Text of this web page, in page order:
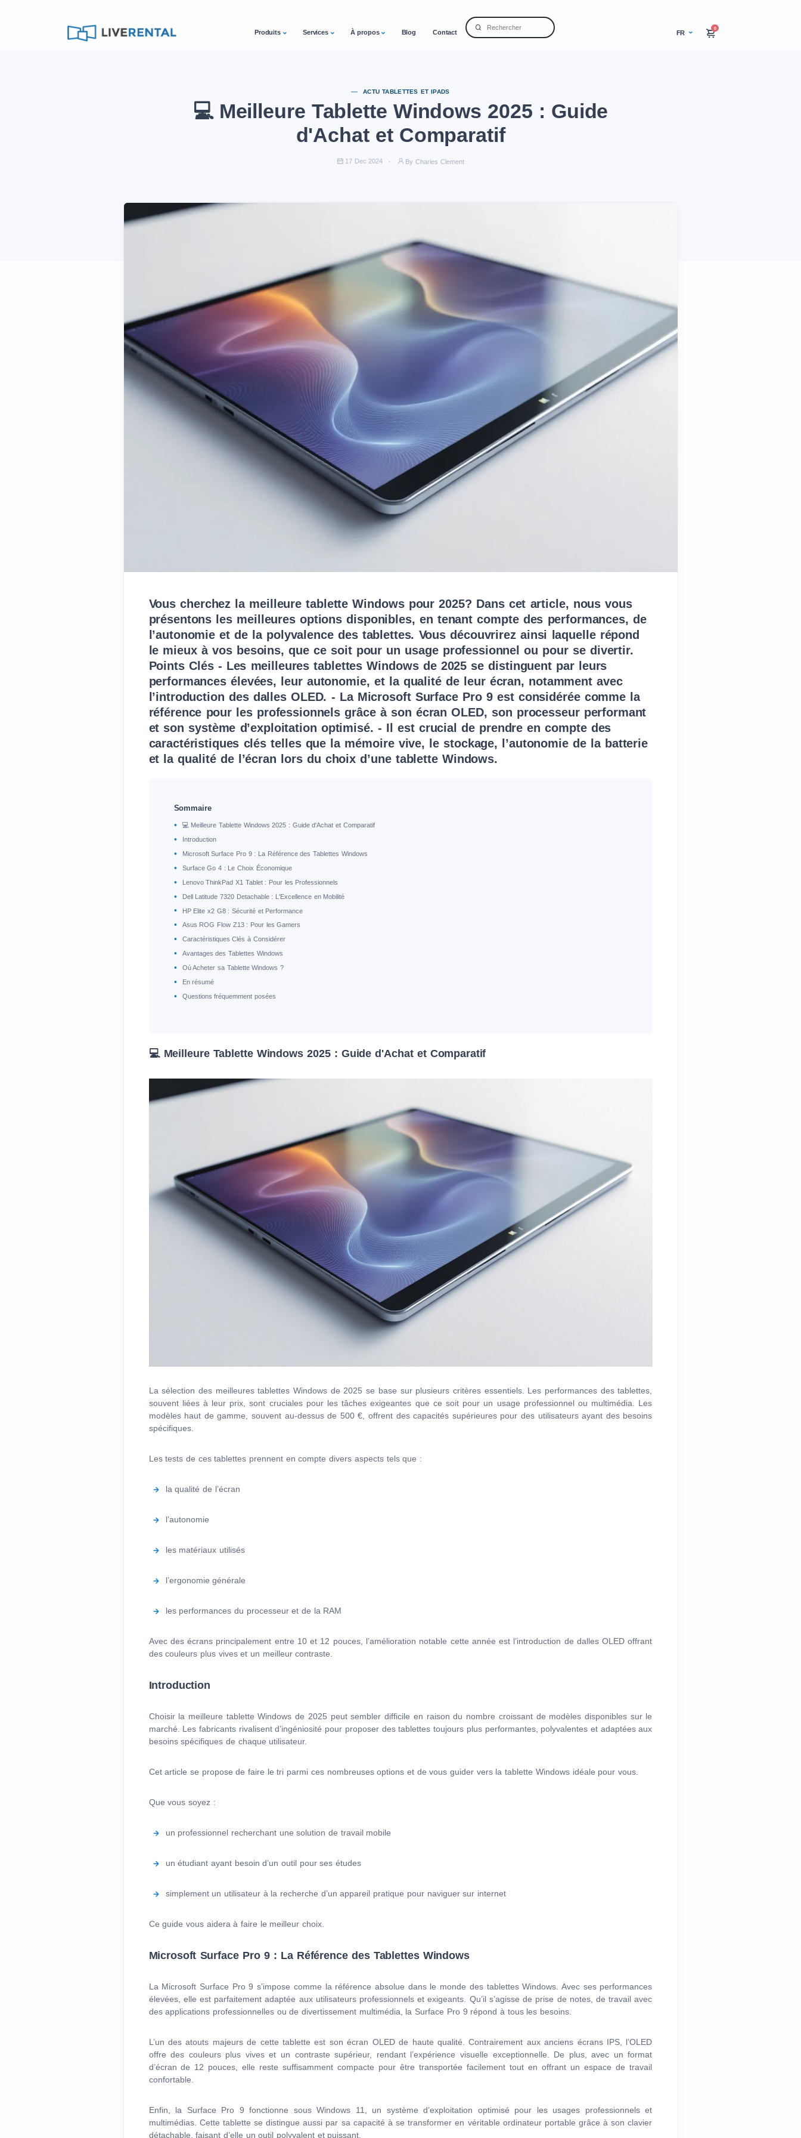
Produits Services À propos Blog Contact FR
0
ACTU TABLETTES ET IPADS
💻 Meilleure Tablette Windows 2025 : Guide
d'Achat et Comparatif
17 Dec 2024 By Charles Clement
Vous cherchez la meilleure tablette Windows pour 2025? Dans cet article, nous vous
présentons les meilleures options disponibles, en tenant compte des performances, de
l’autonomie et de la polyvalence des tablettes. Vous découvrirez ainsi laquelle répond
le mieux à vos besoins, que ce soit pour un usage professionnel ou pour se divertir.
Points Clés - Les meilleures tablettes Windows de 2025 se distinguent par leurs
performances élevées, leur autonomie, et la qualité de leur écran, notamment avec
l’introduction des dalles OLED. - La Microsoft Surface Pro 9 est considérée comme la
référence pour les professionnels grâce à son écran OLED, son processeur performant
et son système d’exploitation optimisé. - Il est crucial de prendre en compte des
caractéristiques clés telles que la mémoire vive, le stockage, l’autonomie de la batterie
et la qualité de l’écran lors du choix d’une tablette Windows.
Sommaire
💻 Meilleure Tablette Windows 2025 : Guide d'Achat et Comparatif
Introduction
Microsoft Surface Pro 9 : La Référence des Tablettes Windows
Surface Go 4 : Le Choix Économique
Lenovo ThinkPad X1 Tablet : Pour les Professionnels
Dell Latitude 7320 Detachable : L'Excellence en Mobilité
HP Elite x2 G8 : Sécurité et Performance
Asus ROG Flow Z13 : Pour les Gamers
Caractéristiques Clés à Considérer
Avantages des Tablettes Windows
Où Acheter sa Tablette Windows ?
En résumé
Questions fréquemment posées
💻 Meilleure Tablette Windows 2025 : Guide d'Achat et Comparatif
La sélection des meilleures tablettes Windows de 2025 se base sur plusieurs critères essentiels. Les performances des tablettes,
souvent liées à leur prix, sont cruciales pour les tâches exigeantes que ce soit pour un usage professionnel ou multimédia. Les
modèles haut de gamme, souvent au-dessus de 500 €, offrent des capacités supérieures pour des utilisateurs ayant des besoins
spécifiques.
Les tests de ces tablettes prennent en compte divers aspects tels que :
la qualité de l’écran
l’autonomie
les matériaux utilisés
l’ergonomie générale
les performances du processeur et de la RAM
Avec des écrans principalement entre 10 et 12 pouces, l’amélioration notable cette année est l’introduction de dalles OLED offrant
des couleurs plus vives et un meilleur contraste.
Introduction
Choisir la meilleure tablette Windows de 2025 peut sembler difficile en raison du nombre croissant de modèles disponibles sur le
marché. Les fabricants rivalisent d’ingéniosité pour proposer des tablettes toujours plus performantes, polyvalentes et adaptées aux
besoins spécifiques de chaque utilisateur.
Cet article se propose de faire le tri parmi ces nombreuses options et de vous guider vers la tablette Windows idéale pour vous.
Que vous soyez :
un professionnel recherchant une solution de travail mobile
un étudiant ayant besoin d’un outil pour ses études
simplement un utilisateur à la recherche d’un appareil pratique pour naviguer sur internet
Ce guide vous aidera à faire le meilleur choix.
Microsoft Surface Pro 9 : La Référence des Tablettes Windows
La Microsoft Surface Pro 9 s’impose comme la référence absolue dans le monde des tablettes Windows. Avec ses performances
élevées, elle est parfaitement adaptée aux utilisateurs professionnels et exigeants. Qu’il s’agisse de prise de notes, de travail avec
des applications professionnelles ou de divertissement multimédia, la Surface Pro 9 répond à tous les besoins.
L’un des atouts majeurs de cette tablette est son écran OLED de haute qualité. Contrairement aux anciens écrans IPS, l’OLED
offre des couleurs plus vives et un contraste supérieur, rendant l’expérience visuelle exceptionnelle. De plus, avec un format
d’écran de 12 pouces, elle reste suffisamment compacte pour être transportée facilement tout en offrant un espace de travail
confortable.
Enfin, la Surface Pro 9 fonctionne sous Windows 11, un système d’exploitation optimisé pour les usages professionnels et
multimédias. Cette tablette se distingue aussi par sa capacité à se transformer en véritable ordinateur portable grâce à son clavier
détachable, faisant d’elle un outil polyvalent et puissant.